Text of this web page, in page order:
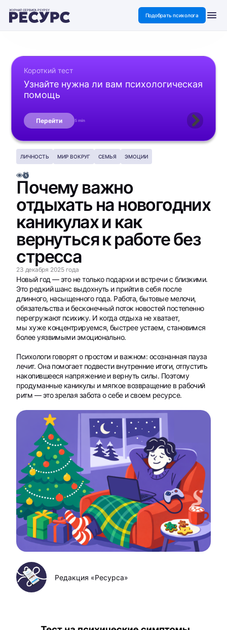
ЖУРНАЛ СЕРВИСА PSYPSY
Подобрать психолога
Короткий тест
Узнайте нужна ли вам психологическая
помощь
Перейти 5 min
ЛИЧНОСТЬ МИР ВОКРУГ СЕМЬЯ ЭМОЦИИ
Почему важно
отдыхать на новогодних
каникулах и как
вернуться к работе без
стресса
23 декабря 2025 года
Новый год — это не только подарки и встречи с близкими.
Это редкий шанс выдохнуть и прийти в себя после
длинного, насыщенного года. Работа, бытовые мелочи,
обязательства и бесконечный поток новостей постепенно
перегружают психику. И когда отдыха не хватает,
мы хуже концентрируемся, быстрее устаем, становимся
более уязвимыми эмоционально.
Психологи говорят о простом и важном: осознанная пауза
лечит. Она помогает подвести внутренние итоги, отпустить
накопившееся напряжение и вернуть силы. Поэтому
продуманные каникулы и мягкое возвращение в рабочий
ритм — это зрелая забота о себе и своем ресурсе.
Редакция «Ресурса»